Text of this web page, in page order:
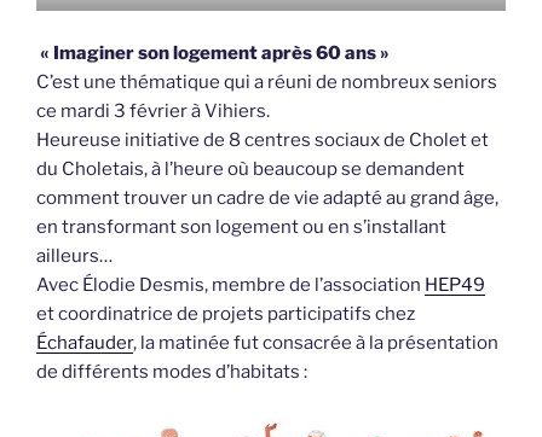
« Imaginer son logement après 60 ans »
C’est une thématique qui a réuni de nombreux seniors
ce mardi 3 février à Vihiers.
Heureuse initiative de 8 centres sociaux de Cholet et
du Choletais, à l’heure où beaucoup se demandent
comment trouver un cadre de vie adapté au grand âge,
en transformant son logement ou en s’installant
ailleurs…
Avec Élodie Desmis, membre de l’association HEP49
et coordinatrice de projets participatifs chez
Échafauder, la matinée fut consacrée à la présentation
de différents modes d’habitats :